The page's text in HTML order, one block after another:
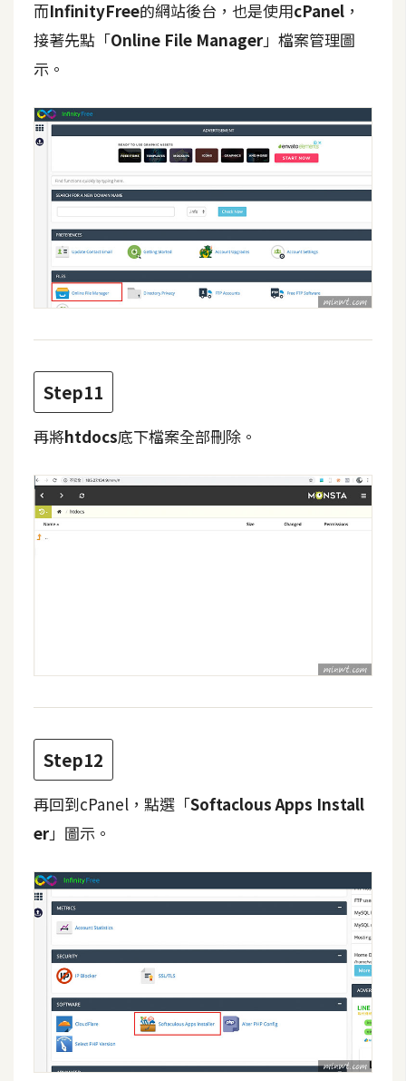
示
免
版
型
箱
梅
開
熱
門
站
導
覽
合
作
提
案
而InfinityFree的網站後台，也是使用cPanel ，
接著先點「Online File Manager」檔案管理圖
示。
Step11
再將htdocs底下檔案全部刪除。
Step12
再回到cPanel，點選「Softaclous Apps Install
er」圖示。